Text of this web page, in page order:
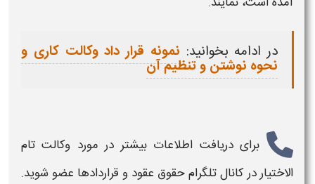
در ادامه بخوانید: نمونه قرار داد وکالت کاری و
نحوه نوشتن و تنظیم آن
برای دریافت اطلاعات بیشتر در مورد وکالت تام
الاختیار در کانال تلگرام حقوق عقود و قراردادها عضو شوید.